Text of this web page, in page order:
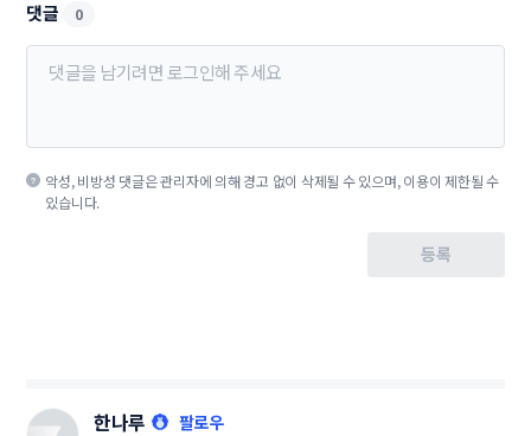
댓글 0
악성, 비방성 댓글은 관리자에 의해 경고 없이 삭제될 수 있으며, 이용이 제한될 수
있습니다.
등록
한나루 팔로우